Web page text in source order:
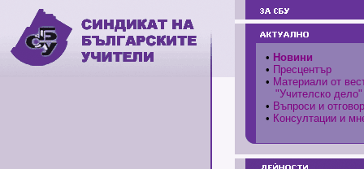
• Новини
• Пресцентър
• Материали от
"Учителско дело"
• Въпроси и
• Консултации и